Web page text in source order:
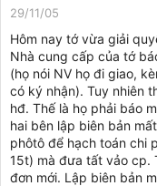
29/11/05
Hôm nay tớ vừa giải
Nhà cung cấp của tớ
(họ nói NV họ đi giao,
có ký nhận). Tuy nhiên
hđ. Thế là họ phải báo
hai bên lập biên bản
phôtô để hạch toán chi
15t) mà đưa tất vảo cp.
đơn mới. Lập biên bản